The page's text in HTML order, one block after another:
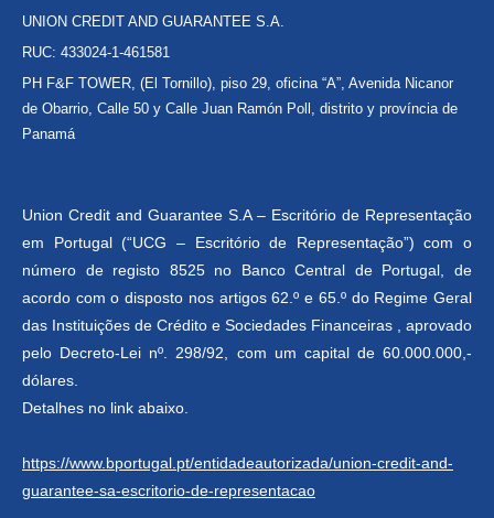
UNION CREDIT AND GUARANTEE S.A.
RUC: 433024-1-461581
PH F&F TOWER, (El Tornillo), piso 29, oficina “A”, Avenida Nicanor
de Obarrio, Calle 50 y Calle Juan Ramón Poll, distrito y província de
Panamá
Union Credit and Guarantee S.A – Escritório de Representação
em Portugal (“UCG – Escritório de Representação”) com o
número de registo 8525 no Banco Central de Portugal, de
acordo com o disposto nos artigos 62.º e 65.º do Regime Geral
das Instituições de Crédito e Sociedades Financeiras , aprovado
pelo Decreto-Lei nº. 298/92, com um capital de 60.000.000,-
dólares.
Detalhes no link abaixo.
https://www.bportugal.pt/entidadeautorizada/union-credit-and-
guarantee-sa-escritorio-de-representacao